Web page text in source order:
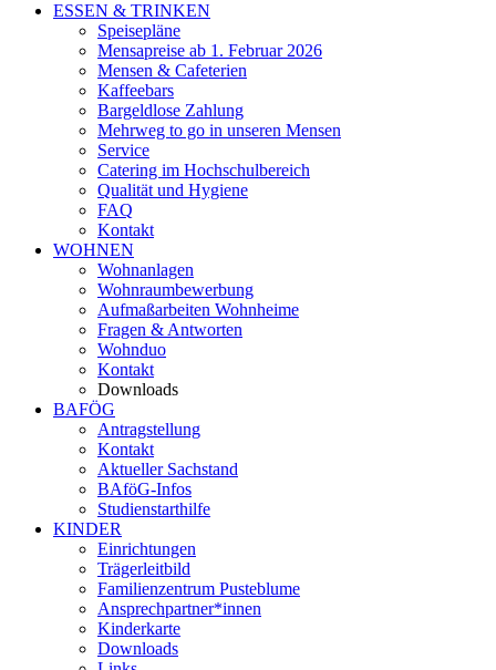
ESSEN & TRINKEN
Speisepläne
Mensapreise ab 1. Februar 2026
Mensen & Cafeterien
Kaffeebars
Bargeldlose Zahlung
Mehrweg to go in unseren Mensen
Service
Catering im Hochschulbereich
Qualität und Hygiene
FAQ
Kontakt
WOHNEN
Wohnanlagen
Wohnraumbewerbung
Aufmaßarbeiten Wohnheime
Fragen & Antworten
Wohnduo
Kontakt
Downloads
BAFÖG
Antragstellung
Kontakt
Aktueller Sachstand
BAföG-Infos
Studienstarthilfe
KINDER
Einrichtungen
Trägerleitbild
Familienzentrum Pusteblume
Ansprechpartner*innen
Kinderkarte
Downloads